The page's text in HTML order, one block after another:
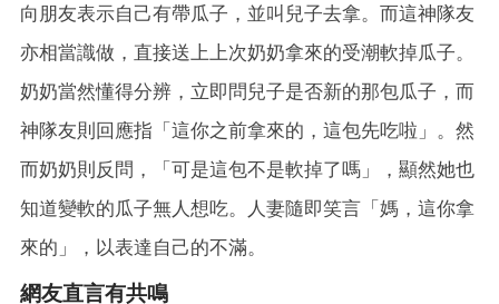
向朋友表示自己有帶瓜子，並叫兒子去拿。而這神隊友
亦相當識做，直接送上上次奶奶拿來的受潮軟掉瓜子。
奶奶當然懂得分辨，立即問兒子是否新的那包瓜子，而
神隊友則回應指「這你之前拿來的，這包先吃啦」。然
而奶奶則反問，「可是這包不是軟掉了嗎」，顯然她也
知道變軟的瓜子無人想吃。人妻隨即笑言「媽，這你拿
來的」，以表達自己的不滿。
網友直言有共鳴